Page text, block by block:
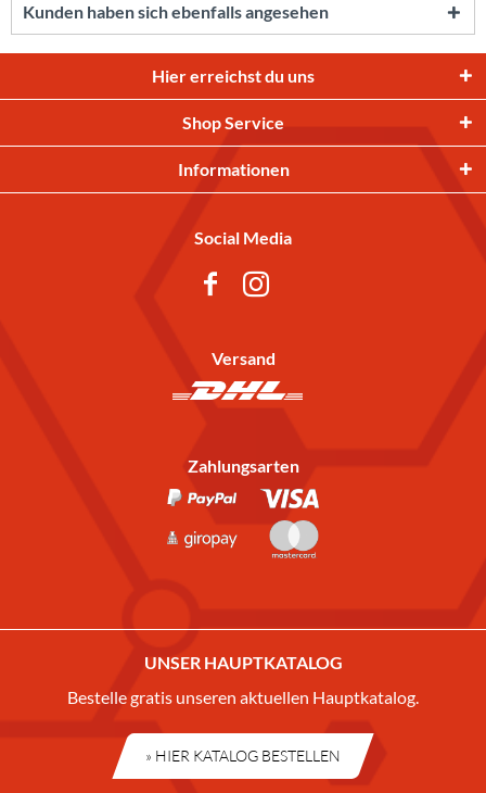
Kunden haben sich ebenfalls angesehen
Hier erreichst du uns
Shop Service
Informationen
Social Media
Versand
Zahlungsarten
UNSER HAUPTKATALOG
Bestelle gratis unseren aktuellen Hauptkatalog.
» HIER KATALOG BESTELLEN